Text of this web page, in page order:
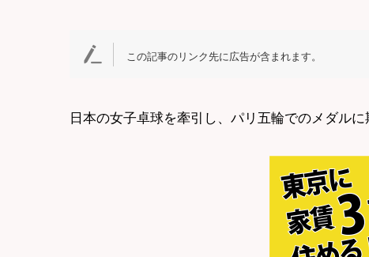
この記事のリンク先に広告が含まれます。
日本の女子卓球を牽引し、パリ五輪でのメダルに